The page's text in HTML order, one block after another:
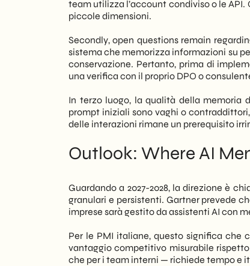
team utilizza l’account condiviso o le
piccole dimensioni.
Secondly, open questions remain
sistema che memorizza informazioni su
conservazione. Pertanto, prima di
una verifica con il proprio DPO o
In terzo luogo, la qualità della memoria
prompt iniziali sono vaghi o
delle interazioni rimane un prerequisito
Outlook: Where AI
Guardando a 2027-2028, la direzione è
granulari e persistenti. Gartner prevede
imprese sarà gestito da assistenti AI con
Per le PMI italiane, questo significa che
vantaggio competitivo misurabile
che per i team interni — richiede tempo e